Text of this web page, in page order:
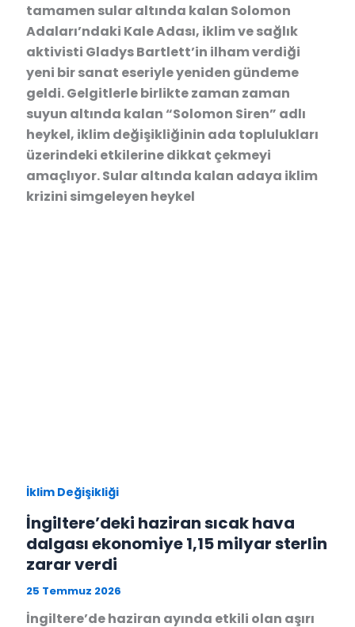
tamamen sular altında kalan Solomon
Adaları’ndaki Kale Adası, iklim ve sağlık
aktivisti Gladys Bartlett’in ilham verdiği
yeni bir sanat eseriyle yeniden gündeme
geldi. Gelgitlerle birlikte zaman zaman
suyun altında kalan “Solomon Siren” adlı
heykel, iklim değişikliğinin ada toplulukları
üzerindeki etkilerine dikkat çekmeyi
amaçlıyor. Sular altında kalan adaya iklim
krizini simgeleyen heykel
İklim Değişikliği
İngiltere’deki haziran sıcak hava
dalgası ekonomiye 1,15 milyar sterlin
zarar verdi
25 Temmuz 2026
İngiltere’de haziran ayında etkili olan aşırı